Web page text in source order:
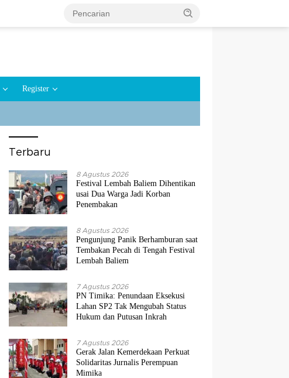
Register
Terbaru
8 Agustus 2026
Festival Lembah Baliem Dihentikan
usai Dua Warga Jadi Korban
Penembakan
8 Agustus 2026
Pengunjung Panik Berhamburan saat
Tembakan Pecah di Tengah Festival
Lembah Baliem
7 Agustus 2026
PN Timika: Penundaan Eksekusi
Lahan SP2 Tak Mengubah Status
Hukum dan Putusan Inkrah
7 Agustus 2026
Gerak Jalan Kemerdekaan Perkuat
Solidaritas Jurnalis Perempuan
Mimika